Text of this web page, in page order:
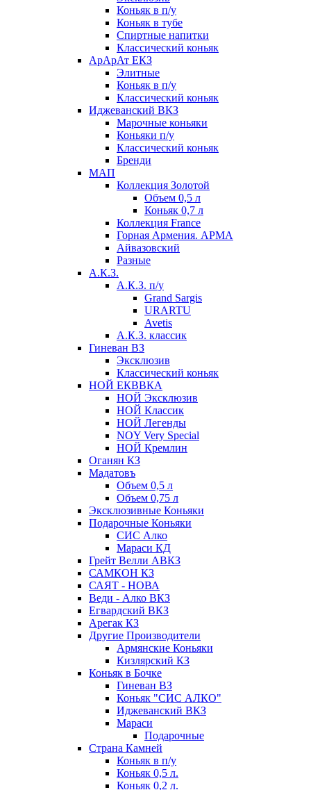
Коньяк в п/у
Коньяк в тубе
Спиртные напитки
Классический коньяк
АрАрАт ЕКЗ
Элитные
Коньяк в п/у
Классический коньяк
Иджеванский ВКЗ
Марочные коньяки
Коньяки п/у
Классический коньяк
Бренди
МАП
Коллекция Золотой
Объем 0,5 л
Коньяк 0,7 л
Коллекция France
Горная Армения. АРМА
Айвазовский
Разные
А.К.З.
А.К.З. п/у
Grand Sargis
URARTU
Avetis
А.К.З. классик
Гиневан ВЗ
Эксклюзив
Классический коньяк
НОЙ ЕКВВКА
НОЙ Эксклюзив
НОЙ Классик
НОЙ Легенды
NOY Very Speсial
НОЙ Кремлин
Оганян КЗ
Мадатовъ
Объем 0,5 л
Объем 0,75 л
Эксклюзивные Коньяки
Подарочные Коньяки
СИС Алко
Мараси КД
Грейт Велли АВКЗ
САМКОН КЗ
САЯТ - НОВА
Веди - Алко ВКЗ
Егвардский ВКЗ
Арегак КЗ
Другие Производители
Армянские Коньяки
Кизлярский КЗ
Коньяк в Бочке
Гиневан ВЗ
Коньяк "СИС АЛКО"
Иджеванский ВКЗ
Мараси
Подарочные
Страна Камней
Коньяк в п/у
Коньяк 0,5 л.
Коньяк 0,2 л.